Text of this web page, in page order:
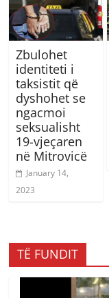
Zbulohet
identiteti i
taksistit që
dyshohet se
ngacmoi
seksualisht
19-vjeçaren
në Mitrovicë
January 14,
2023
TË FUNDIT